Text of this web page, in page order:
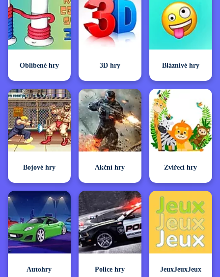
Oblíbené hry 3D hry Bláznivé hry
Bojové hry Akční hry Zvířecí hry
Autohry Police hry JeuxJeuxJeux